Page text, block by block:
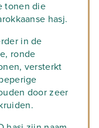
tonen die
hasj.
in de
ronde
versterkt
door zeer